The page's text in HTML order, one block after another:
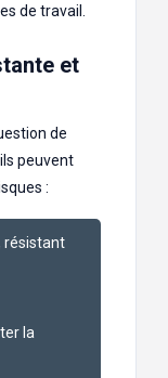
de travail.
et
de
peuvent
:
résistant
la